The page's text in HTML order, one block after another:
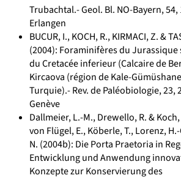
Trubachtal.- Geol. Bl. NO-Bayern, 54,
Erlangen
BUCUR, I., KOCH, R., KIRMACI, Z. &
(2004): Foraminifères du
du Cretacée inferieur (Calcaire de
Kircaova (région de Kale-
Turquie).- Rev. de Paléobiologie, 23,
Genève
Dallmeier, L.-M., Drewello, R. &
von Flügel, E., Köberle, T., Lorenz,
N. (2004b): Die Porta Praetoria in
Entwicklung und Anwendung
Konzepte zur Konservierung des